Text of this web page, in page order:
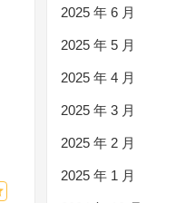
2025 年 6 月
2025 年 5 月
2025 年 4 月
2025 年 3 月
2025 年 2 月
2025 年 1 月